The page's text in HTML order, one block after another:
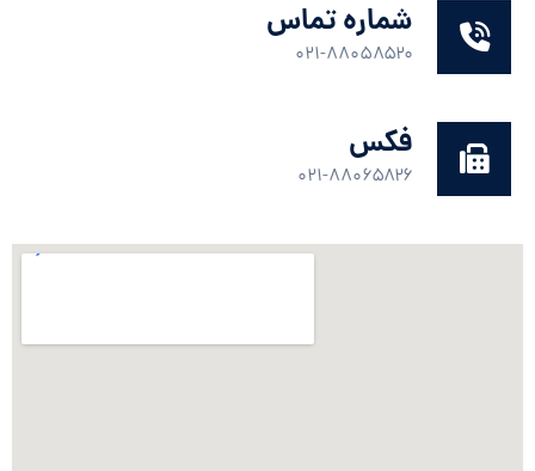
شماره تماس
۰۲۱-۸۸۰۵۸۵۲۰
فکس
۰۲۱-۸۸۰۶۵۸۲۶